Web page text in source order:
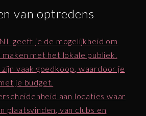
van optredens
geeft je de mogelijkheid om
met het lokale publiek.
vaak goedkoop, waardoor je
je budget.
aan locaties waar
plaatsvinden, van clubs en